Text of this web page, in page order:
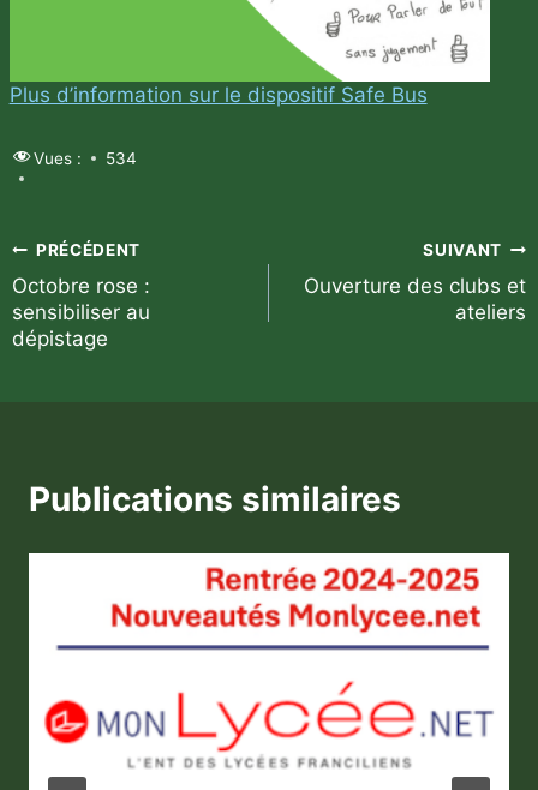
Plus d’information sur le dispositif Safe Bus
Vues : 534
Navigation
de
l’article
PRÉCÉDENT
Octobre rose :
sensibiliser au
dépistage
SUIVANT
Ouverture des clubs et
ateliers
Publications similaires